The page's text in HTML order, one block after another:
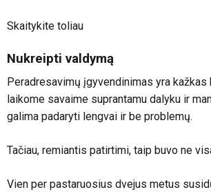
Skaitykite toliau
Nukreipti valdymą
Peradresavimų įgyvendinimas yra kažkas
laikome savaime suprantamu dalyku ir
galima padaryti lengvai ir be problemų.
Tačiau, remiantis patirtimi, taip buvo ne
Vien per pastaruosius dvejus metus